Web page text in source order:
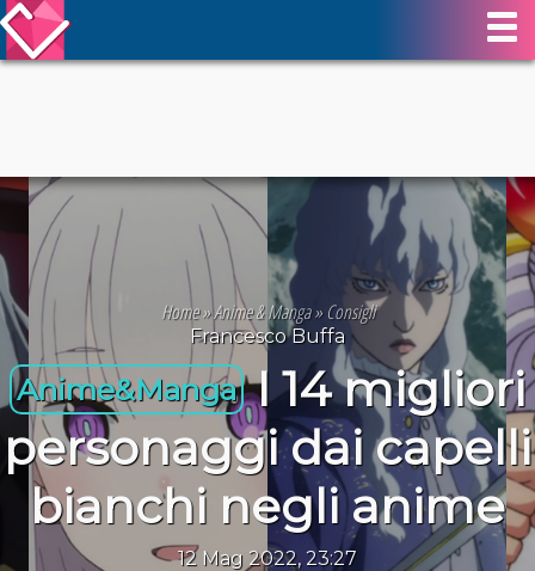
Home»Anime & Manga»Consigli
Francesco Buffa
Anime&Manga I 14 migliori
personaggi dai capelli
bianchi negli anime
12 Mag 2022, 23:27